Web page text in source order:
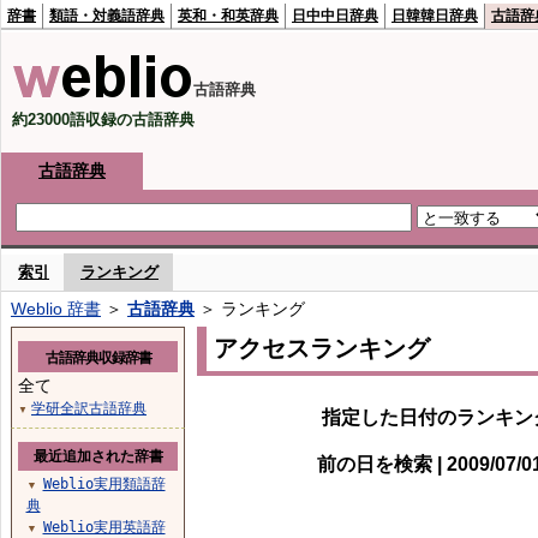
辞書 類語・対義語辞典 英和・和英辞典 日中中日辞典 日韓韓日辞典 古語辞
古語辞典
約23000語収録の古語辞典
古語辞典
索引 ランキング
Weblio 辞書 ＞ 古語辞典 ＞ ランキング
アクセスランキング
指定した日付のランキ
前の日を検索 | 2009/07/
古語辞典収録辞書
全て
▼ 学研全訳古語辞典
最近追加された辞書
▼
Weblio実用類語辞
典
▼ Weblio実用英語辞